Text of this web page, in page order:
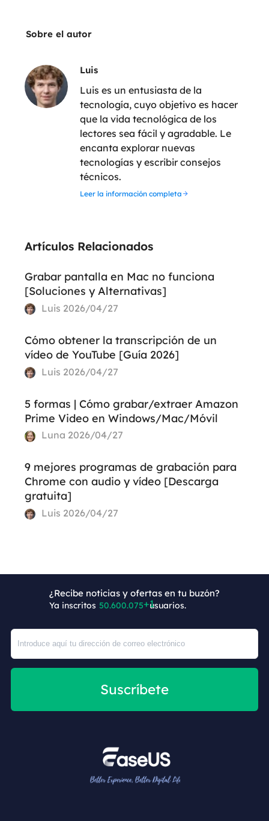
Sobre el autor
Luis
Luis es un entusiasta de la
tecnología, cuyo objetivo es hacer
que la vida tecnológica de los
lectores sea fácil y agradable. Le
encanta explorar nuevas
tecnologías y escribir consejos
técnicos.
Leer la información completa
Artículos Relacionados
Grabar pantalla en Mac no funciona
[Soluciones y Alternativas]
Luis 2026/04/27
Cómo obtener la transcripción de un
vídeo de YouTube [Guía 2026]
Luis 2026/04/27
5 formas | Cómo grabar/extraer Amazon
Prime Video en Windows/Mac/Móvil
Luna 2026/04/27
9 mejores programas de grabación para
Chrome con audio y vídeo [Descarga
gratuita]
Luis 2026/04/27
¿Recibe noticias y ofertas en tu buzón?
Ya inscritos 50.600.076 usuarios.
Suscríbete